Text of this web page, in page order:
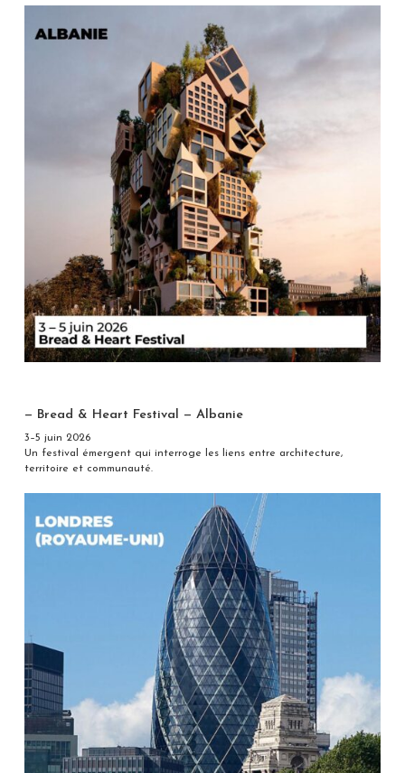
— Bread & Heart Festival — Albanie
3–5 juin 2026
Un festival émergent qui interroge les liens entre architecture,
territoire et communauté.